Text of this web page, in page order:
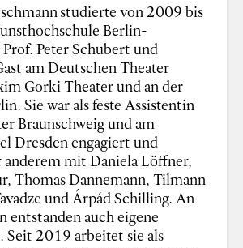
studierte von 2009 bis
Berlin-
Peter Schubert und
am Deutschen Theater
Gorki Theater und an der
Sie war als feste Assistentin
Braunschweig und am
Dresden engagiert und
mit Daniela Löffner,
Thomas Dannemann, Tilmann
und Árpád Schilling. An
entstanden auch eigene
Seit 2019 arbeitet sie als